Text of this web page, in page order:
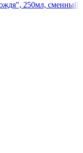
250мл, сменный